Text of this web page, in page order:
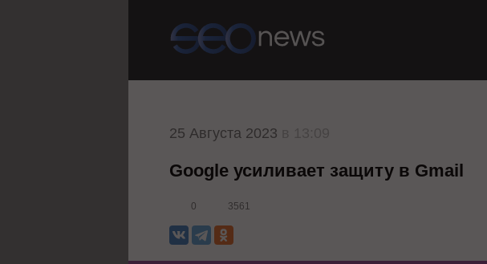
25 Августа 2023
Google усиливает защиту в Gmail
0 3561